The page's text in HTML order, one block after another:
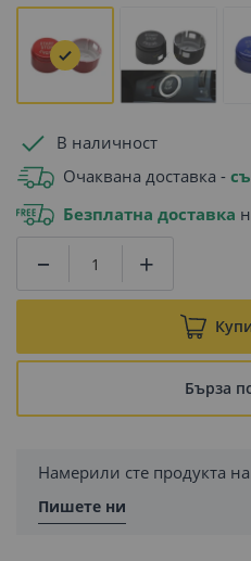
В наличност
Очаквана доставка -
Безплатна доставка
Бърза
Намерили сте продукта
Пишете ни